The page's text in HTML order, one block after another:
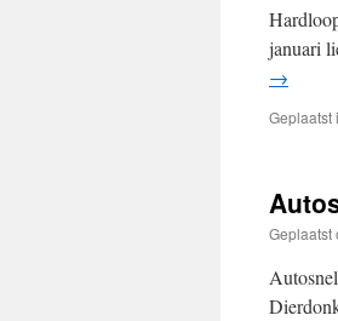
januari
→
Geplaatst
Geplaatst